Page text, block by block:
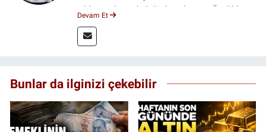
yıldır medya sektöründe çalışıyor. Özelikle
Devam Et
Bunlar da ilginizi çekebilir